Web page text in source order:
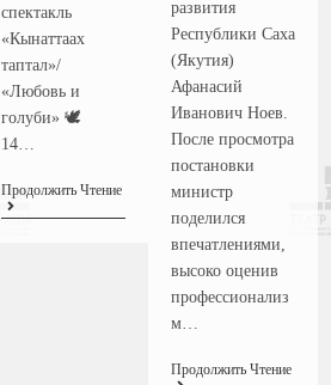
спектакль
«Кынаттаах
таптал»/
«Любовь и
голуби» 🕊️
14…
Продолжить Чтение
развития
Республики Саха
(Якутия)
Афанасий
Иванович Ноев.
После просмотра
постановки
министр
поделился
впечатлениями,
высоко оценив
профессионализ
м…
Продолжить Чтение